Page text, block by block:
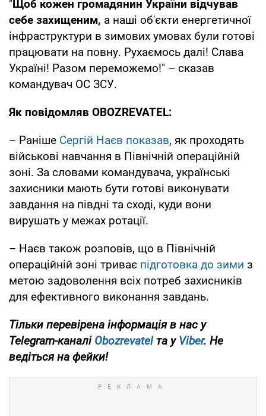
" Щоб кожен громадянин України відчував
себе захищеним, а наші об'єкти енергетичної
інфраструктури в зимових умовах були готові
працювати на повну. Рухаємось далі! Слава
Україні! Разом переможемо!" – сказав
командувач ОС ЗСУ.
Як повідомляв OBOZREVATEL:
– Раніше Сергій Наєв показав, як проходять
військові навчання в Північній операційній
зоні. За словами командувача, українські
захисники мають бути готові виконувати
завдання на півдні та сході, куди вони
вирушать у межах ротації.
– Наєв також розповів, що в Північній
операційній зоні триває підготовка до зими з
метою задоволення всіх потреб захисників
для ефективного виконання завдань.
Тільки перевірена інформація в нас у
Telegram-каналі Obozrevatelта уViber. Не
ведіться на фейки!